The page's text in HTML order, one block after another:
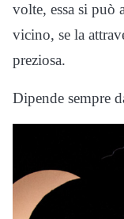
volte, essa si può
vicino, se la
preziosa.
Dipende sempre